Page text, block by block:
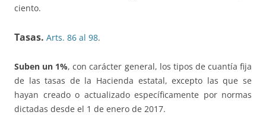
ciento.
Tasas. Arts. 86 al 98.
Suben un 1%, con carácter general, los tipos de cuantía fija
de las tasas de la Hacienda estatal, excepto las que se
hayan creado o actualizado específicamente por normas
dictadas desde el 1 de enero de 2017.